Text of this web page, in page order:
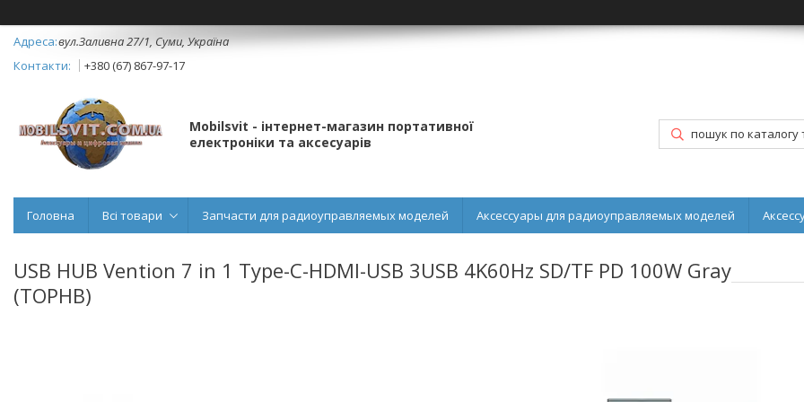
вул.Заливна 27/1, Суми, Україна
+380 (67) 867-97-17
Mobilsvit - інтернет-магазин портативної
електроніки та аксесуарів
Головна Всі товари Запчасти для радиоуправляемых моделей Аксессуары для радиоуправляемых моделей
USB HUB Vention 7 in 1 Type-C-HDMI-USB 3USB 4K60Hz SD/TF PD 100W Gray
(TOPHB)